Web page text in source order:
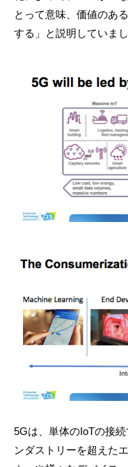
とって意味、価値のあ
する」と説明していまし
5Gは、単体のIoTの接
ンダストリーを超えた